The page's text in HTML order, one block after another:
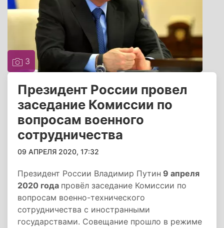
3
Президент России провел
заседание Комиссии по
вопросам военного
сотрудничества
09 АПРЕЛЯ 2020, 17:32
Президент России Владимир Путин 9 апреля
2020 года провёл заседание Комиссии по
вопросам военно-технического
сотрудничества с иностранными
государствами. Совещание прошло в режиме